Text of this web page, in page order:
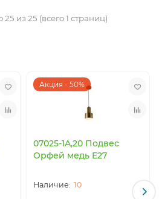
25 из 25 (всего 1 страниц)
Акция - 50%
07025-1A,20 Подвес
Орфей медь E27
10